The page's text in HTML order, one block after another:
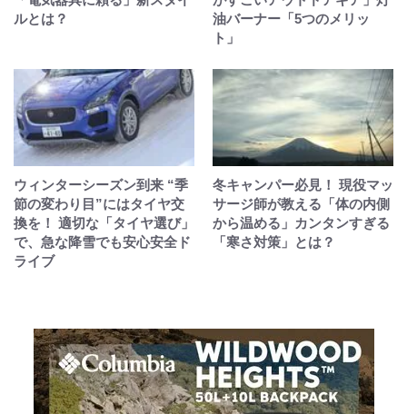
ルとは？
油バーナー「5つのメリッ
ト」
ウィンターシーズン到来 “季
節の変わり目”にはタイヤ交
換を！ 適切な「タイヤ選び」
で、急な降雪でも安心安全ド
ライブ
冬キャンパー必見！ 現役マッ
サージ師が教える「体の内側
から温める」カンタンすぎる
「寒さ対策」とは？